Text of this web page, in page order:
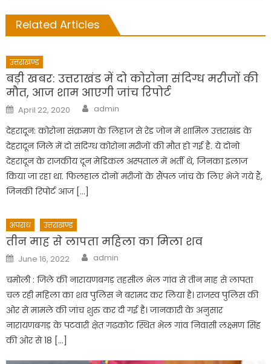
Related Articles
उत्तराखण्ड
बड़ी खबर: उत्तराखंड में दो कोरोना संदिग्ध मरीजों की
मौत, आज शाम आएगी जांच रिपोर्ट
Posted
on
April 22, 2020 Author
admin
देहरादून: कोरोना संक्रमण के लिहाज से रेड जोन में शामिल उत्तराखंड के
देहरादून जिले में दो संदिग्ध कोरोना मरीजों की मौत हो गई है. ये दोनो
देहरादून के राजकीय दून मेडिकल अस्पताल में भर्ती थे, जिनका इलाज
किया जा रहा था. फिलहाल दोनों मरीजों के सैंपल जांच के लिए भेजे गये हैं,
जिनकी रिपोर्ट आज […]
अपराध उत्तराखण्ड
तीन माह से लापता महिला का मिला शव
Posted
on
June 16, 2022 Author
admin
चमोली : जिले की नारायणबगड़ तहसील भेल गांव से तीन माह से लापता
चल रही महिला का शव पुलिस ने बरामद कर लिया है। राजस्व पुलिस की
ओर से मामले की जांच शुरु कर दी गई है। जानकारी के अनुसार
नारायणबगड़ के पटवारी क्षेत गढकोट स्थित भेल गांव निवासी लक्ष्मण सिंह
की ओर से 18 […]